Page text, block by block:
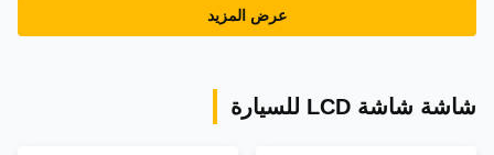
عرض المزيد
شاشة شاشة LCD للسيارة